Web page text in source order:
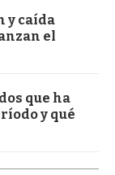
y caída
el
que ha
y qué